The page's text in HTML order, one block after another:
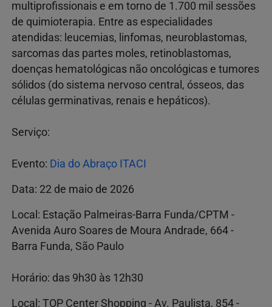
multiprofissionais e em torno de 1.700 mil sessões
de quimioterapia. Entre as especialidades
atendidas: leucemias, linfomas, neuroblastomas,
sarcomas das partes moles, retinoblastomas,
doenças hematológicas não oncológicas e tumores
sólidos (do sistema nervoso central, ósseos, das
células germinativas, renais e hepáticos).
Serviço:
Evento: Dia do Abraço ITACI
Data: 22 de maio de 2026
Local: Estação Palmeiras-Barra Funda/CPTM -
Avenida Auro Soares de Moura Andrade, 664 -
Barra Funda, São Paulo
Horário: das 9h30 às 12h30
Local: TOP Center Shopping - Av. Paulista, 854 -